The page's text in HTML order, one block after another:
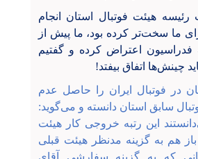
هیئت فوتبال استان انجام
ما سخت‌تر کرده بود، ما پیش از
به فدراسیون اعتراض کرده و گفتیم
چینش‌ها اتفاق بیفتد!
۲۸ زنجان در فوتبال ایران را حاصل عدم
سابق استان دانسته و می‌گوید:
این رتبه خروجی کار هیئت
هم به گزینه مدنظر هیئت قبلی